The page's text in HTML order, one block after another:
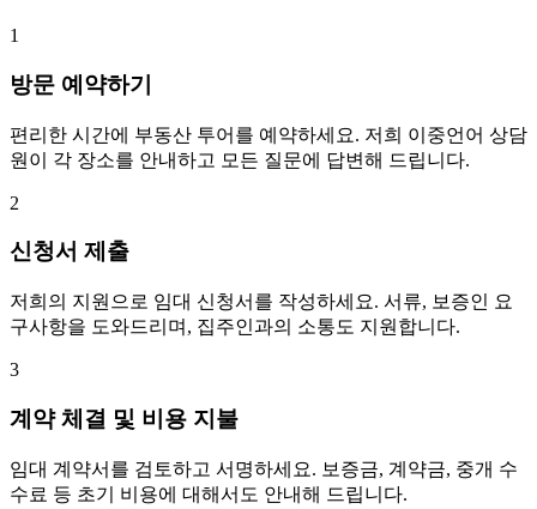
1
방문 예약하기
편리한 시간에 부동산 투어를 예약하세요. 저희 이중언어 상담
원이 각 장소를 안내하고 모든 질문에 답변해 드립니다.
2
신청서 제출
저희의 지원으로 임대 신청서를 작성하세요. 서류, 보증인 요
구사항을 도와드리며, 집주인과의 소통도 지원합니다.
3
계약 체결 및 비용 지불
임대 계약서를 검토하고 서명하세요. 보증금, 계약금, 중개 수
수료 등 초기 비용에 대해서도 안내해 드립니다.